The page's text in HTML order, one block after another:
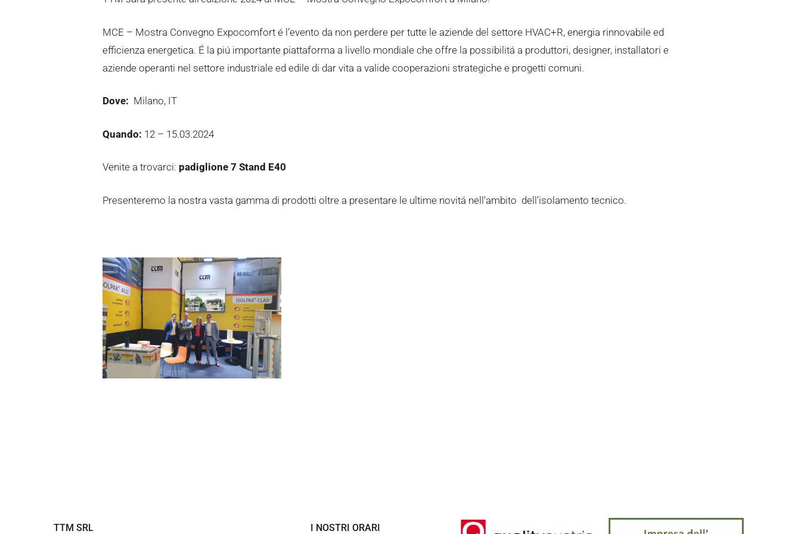
MCE – Mostra Convegno Expocomfort é l’evento da non perdere per tutte le aziende del settore HVAC+R, energia rinnovabile ed
efficienza energetica. É la piú importante piattaforma a livello mondiale che offre la possibilitá a produttori, designer, installatori e
aziende operanti nel settore industriale ed edile di dar vita a valide cooperazioni strategiche e progetti comuni.
Dove: Milano, IT
Quando: 12 – 15.03.2024
Venite a trovarci: padiglione 7 Stand E40
Presenteremo la nostra vasta gamma di prodotti oltre a presentare le ultime novitá nell’ambito dell’isolamento tecnico.
TTM SRL I NOSTRI ORARI